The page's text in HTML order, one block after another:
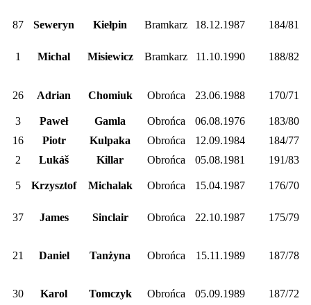
87 Seweryn Kiełpin Bramkarz 18.12.1987 184/81
1 Michal Misiewicz Bramkarz 11.10.1990 188/82
26 Adrian Chomiuk Obrońca 23.06.1988 170/71
3 Paweł Gamla Obrońca 06.08.1976
183/80
16
Piotr Kulpaka Obrońca 12.09.1984
184/77
2
Lukáš Killar Obrońca 05.08.1981 191/83
5 Krzysztof Michalak Obrońca 15.04.1987 176/70
37 James Sinclair Obrońca 22.10.1987 175/79
21 Daniel Tanżyna Obrońca 15.11.1989 187/78
30 Karol Tomczyk Obrońca 05.09.1989 187/72